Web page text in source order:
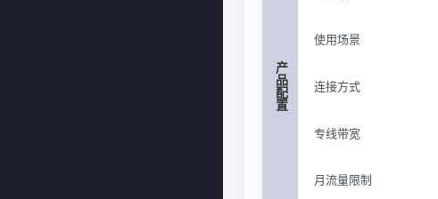
产品配置
使用场景
连接方式
专线带宽
月流量限制